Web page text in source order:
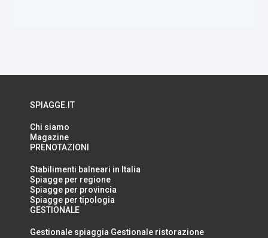
SPIAGGE.IT
Chi siamo
Magazine
PRENOTAZIONI
Stabilimenti balneari in Italia
Spiagge per regione
Spiagge per provincia
Spiagge per tipologia
GESTIONALE
Gestionale spiaggia Gestionale ristorazione